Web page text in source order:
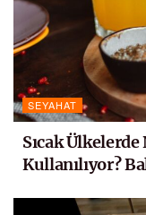
SEYAHAT
Sıcak
Kullanılıyor?